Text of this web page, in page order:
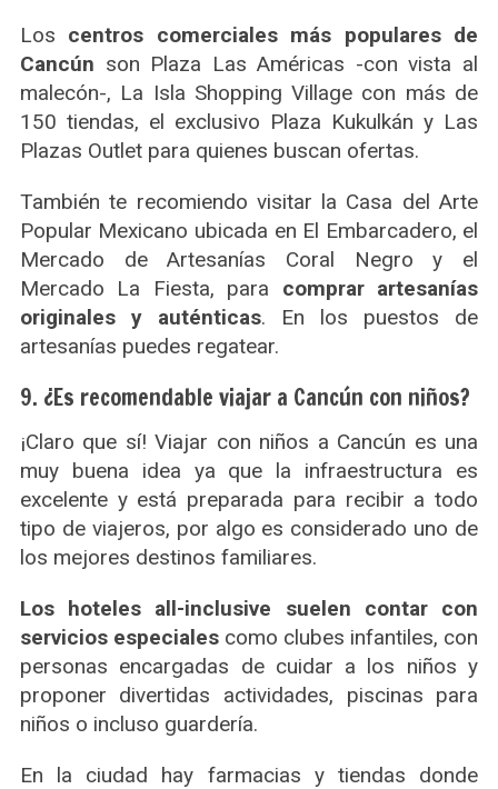
Los centros comerciales más populares de
Cancún son Plaza Las Américas -con vista al
malecón-, La Isla Shopping Village con más de
150 tiendas, el exclusivo Plaza Kukulkán y Las
Plazas Outlet para quienes buscan ofertas.
También te recomiendo visitar la Casa del Arte
Popular Mexicano ubicada en El Embarcadero, el
Mercado de Artesanías Coral Negro y el
Mercado La Fiesta, para comprar artesanías
originales y auténticas. En los puestos de
artesanías puedes regatear.
9. ¿Es recomendable viajar a Cancún con niños?
¡Claro que sí! Viajar con niños a Cancún es una
muy buena idea ya que la infraestructura es
excelente y está preparada para recibir a todo
tipo de viajeros, por algo es considerado uno de
los mejores destinos familiares.
Los hoteles all-inclusive suelen contar con
servicios especialescomo clubes infantiles, con
personas encargadas de cuidar a los niños y
proponer divertidas actividades, piscinas para
niños o incluso guardería.
En la ciudad hay farmacias y tiendas donde